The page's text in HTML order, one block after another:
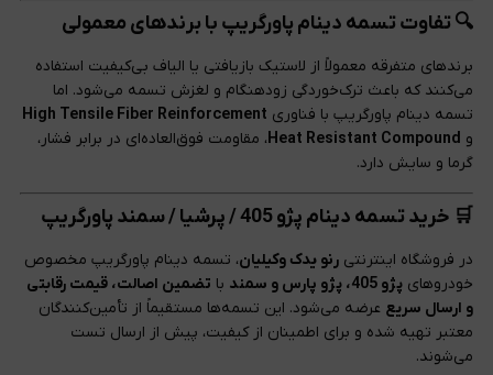
🔍 تفاوت تسمه دینام پاورگریپ با برندهای معمولی
برندهای متفرقه معمولاً از لاستیک بازیافتی یا الیاف بی‌کیفیت استفاده
می‌کنند که باعث ترک‌خوردگی زودهنگام و لغزش تسمه می‌شود. اما
تسمه دینام پاورگریپ با فناوری High Tensile Fiber Reinforcement
و Heat Resistant Compound، مقاومت فوق‌العاده‌ای در برابر فشار،
گرما و سایش دارد.
🛒 خرید تسمه دینام پژو 405 / پرشیا / سمند پاورگریپ
در فروشگاه اینترنتی رنو یدک وکیلیان، تسمه دینام پاورگریپ مخصوص
خودروهای پژو 405، پژو پارس و سمند با تضمین اصالت، قیمت رقابتی
و ارسال سریع عرضه می‌شود. این تسمه‌ها مستقیماً از تأمین‌کنندگان
معتبر تهیه شده و برای اطمینان از کیفیت، پیش از ارسال تست
می‌شوند.